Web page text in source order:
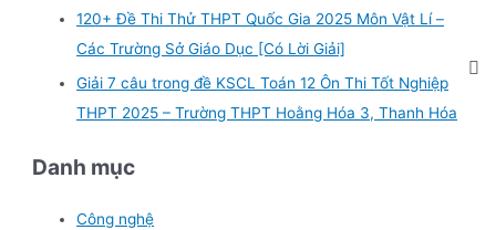
120+ Đề Thi Thử THPT Quốc Gia 2025 Môn Vật Lí –
Các Trường Sở Giáo Dục [Có Lời Giải]
Giải 7 câu trong đề KSCL Toán 12 Ôn Thi Tốt Nghiệp
THPT 2025 – Trường THPT Hoằng Hóa 3, Thanh Hóa
Danh mục
Công nghệ